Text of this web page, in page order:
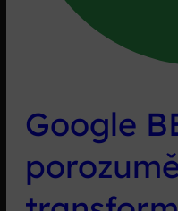
Google